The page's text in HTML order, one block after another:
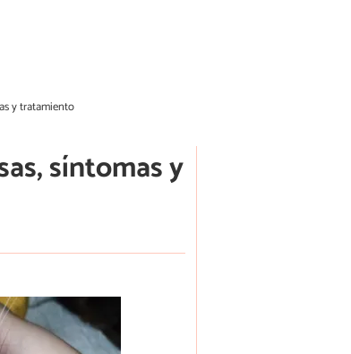
y tratamiento
síntomas y